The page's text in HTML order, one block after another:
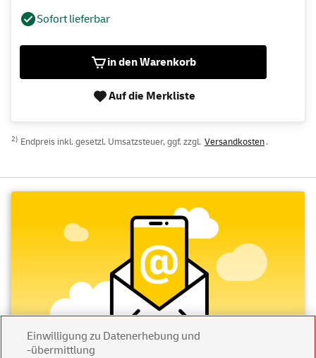
Sofort lieferbar
in den Warenkorb
Auf die Merkliste
2) Endpreis inkl. gesetzl. Umsatzsteuer, ggf. zzgl. Versandkosten.
Einwilligung zu Datenerhebung und
-übermittlung